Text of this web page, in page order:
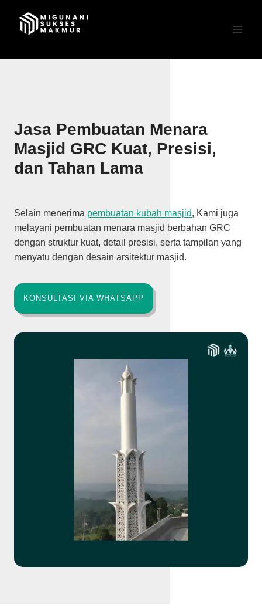
content
Jasa Pembuatan Menara
Masjid GRC Kuat, Presisi,
dan Tahan Lama
Selain menerima pembuatan kubah masjid, Kami juga
melayani pembuatan menara masjid berbahan GRC
dengan struktur kuat, detail presisi, serta tampilan yang
menyatu dengan desain arsitektur masjid.
KONSULTASI VIA WHATSAPP